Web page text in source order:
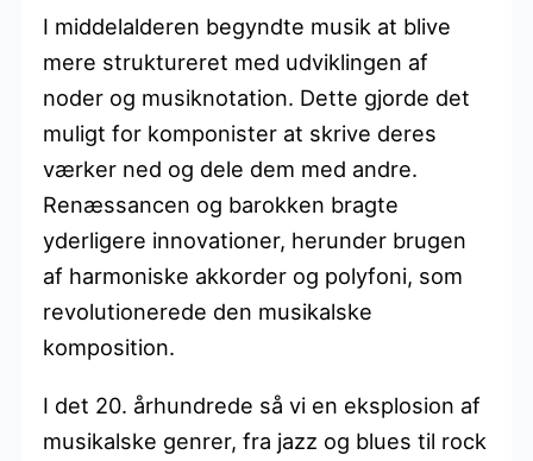
I middelalderen begyndte musik at blive
mere struktureret med udviklingen af
noder og musiknotation. Dette gjorde det
muligt for komponister at skrive deres
værker ned og dele dem med andre.
Renæssancen og barokken bragte
yderligere innovationer, herunder brugen
af harmoniske akkorder og polyfoni, som
revolutionerede den musikalske
komposition.
I det 20. århundrede så vi en eksplosion af
musikalske genrer, fra jazz og blues til rock